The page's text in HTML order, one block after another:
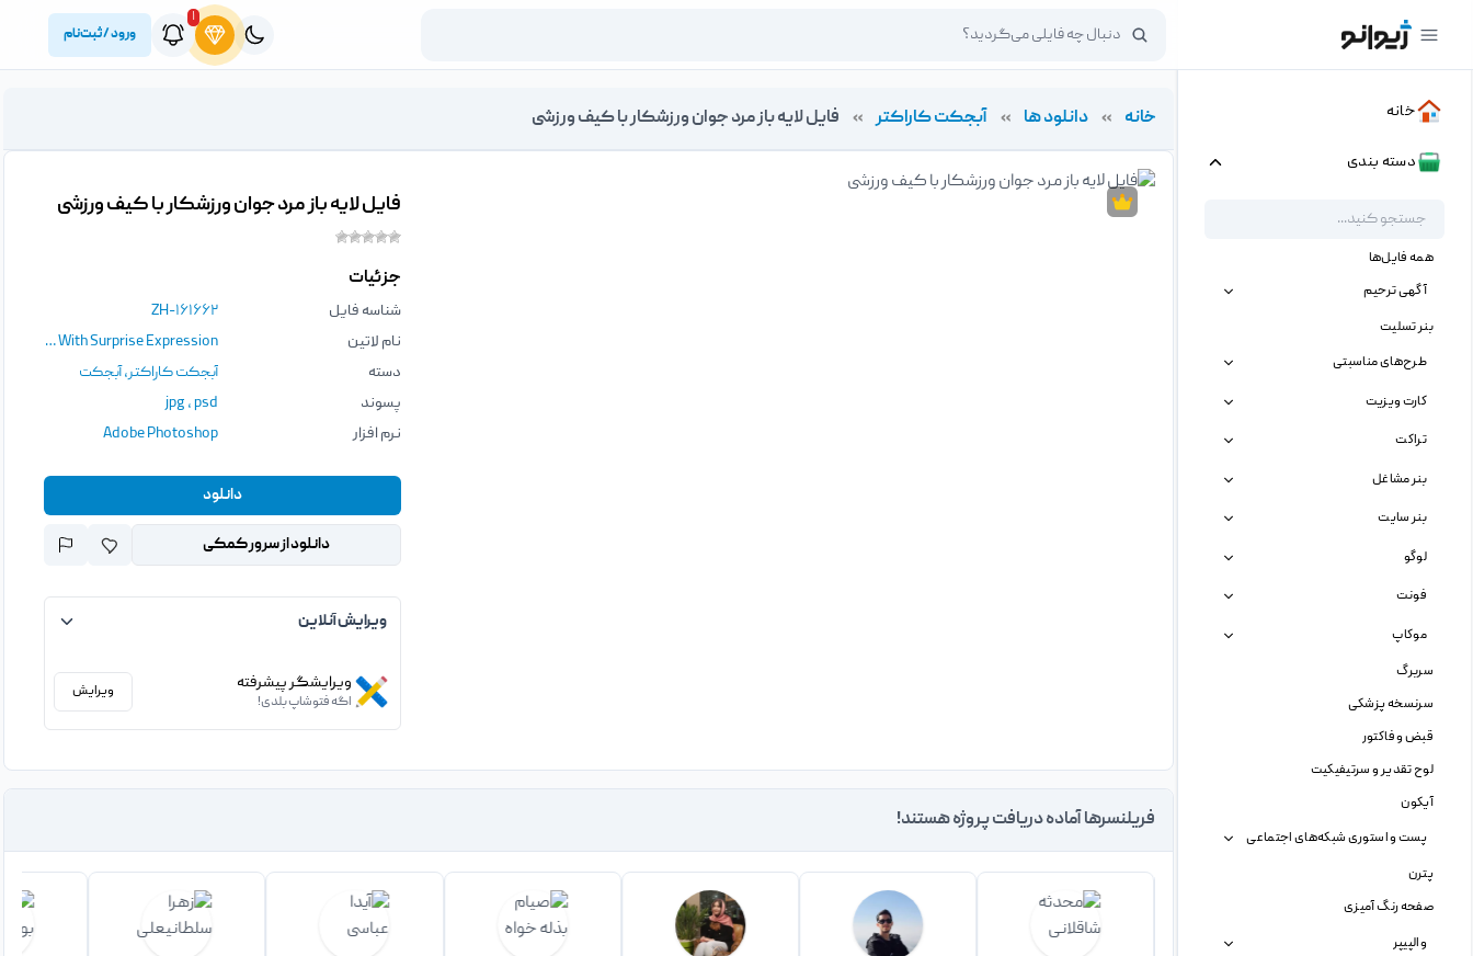
۱
ورود / ثبت‌نام
خانه
دسته بندی
همه فایل‌ها
آگهی ترحیم
بنر تسلیت
طرح‌های مناسبتی
کارت ویزیت
تراکت
بنر مشاغل
بنر سایت
لوگو
فونت
موکاپ
سربرگ
سرنسخه پزشکی
قبض و فاکتور
لوح تقدیر و سرتیفیکیت
آیکون
پست و استوری شبکه‌های اجتماعی
پترن
صفحه رنگ آمیزی
والپیپر
خانه » دانلود ها » آبجکت کاراکتر » فایل لایه باز مرد جوان ورزشکار با کیف ورزشی
فایل لایه باز مرد جوان ورزشکار با کیف ورزشی
جزئیات
شناسه فایل
ZH-۱۶۱۶۶۲
نام لاتین
Young Sport Man With Sport Bag Isolated Chroma Key Background With Surprise Expression
دسته
آبجکت کاراکتر,آبجکت
پسوند
jpg ،psd
نرم افزار
Adobe Photoshop
دانلود
دانلود از سرور کمکی
ویرایش آنلاین
ویرایشگر پیشرفته
اگه فتوشاپ بلدی!
ویرایش
فریلنسرها آماده دریافت پروژه هستند!